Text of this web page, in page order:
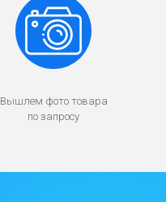
Вышлем фото товара
по запросу